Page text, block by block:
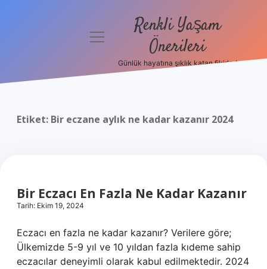
Politikası
menüyü
Renkli Yaşam
Önerileri
Günlük hayatına şıklık katan fikirler!
Etiket: Bir eczane aylık ne kadar kazanır 2024
Bir Eczacı En Fazla Ne Kadar Kazanır
Tarih: Ekim 19, 2024
Eczacı en fazla ne kadar kazanır? Verilere göre;
Ülkemizde 5-9 yıl ve 10 yıldan fazla kıdeme sahip
eczacılar deneyimli olarak kabul edilmektedir. 2024